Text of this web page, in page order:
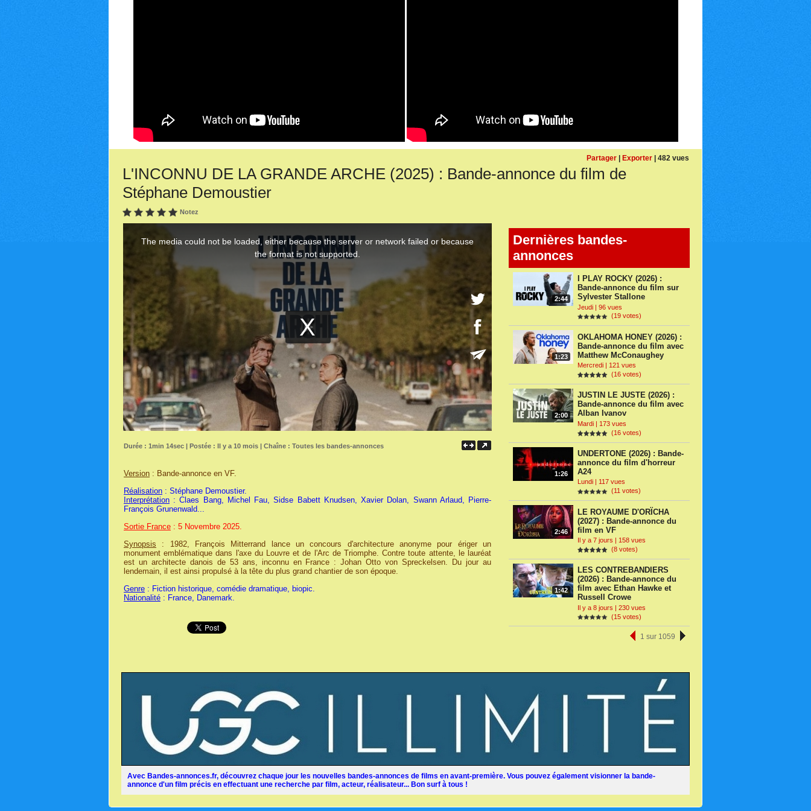
Partager | Exporter | 482 vues
L'INCONNU DE LA GRANDE ARCHE (2025) : Bande-annonce du film de
Stéphane Demoustier
Notez
Dernières bandes-
annonces
2:44
I PLAY ROCKY (2026) :
Bande-annonce du film sur
Sylvester Stallone
Jeudi | 96 vues
(19 votes)
1:23
OKLAHOMA HONEY (2026) :
Bande-annonce du film avec
Matthew McConaughey
Mercredi | 121 vues
(16 votes)
2:00
JUSTIN LE JUSTE (2026) :
Bande-annonce du film avec
Alban Ivanov
Mardi | 173 vues
(16 votes)
1:26
UNDERTONE (2026) : Bande-
annonce du film d'horreur
A24
Lundi | 117 vues
(11 votes)
2:46
LE ROYAUME D'ORÏCHA
(2027) : Bande-annonce du
film en VF
Il y a 7 jours | 158 vues
(8 votes)
1:42
LES CONTREBANDIERS
(2026) : Bande-annonce du
film avec Ethan Hawke et
Russell Crowe
Il y a 8 jours | 230 vues
(15 votes)
1 sur 1059
Durée : 1min 14sec | Postée : Il y a 10 mois | Chaîne : Toutes les bandes-annonces
Version : Bande-annonce en VF.
Réalisation : Stéphane Demoustier.
Interprétation : Claes Bang, Michel Fau, Sidse Babett Knudsen, Xavier Dolan, Swann Arlaud, Pierre-
François Grunenwald...
Sortie France : 5 Novembre 2025.
Synopsis : 1982, François Mitterrand lance un concours d'architecture anonyme pour ériger un
monument emblématique dans l'axe du Louvre et de l'Arc de Triomphe. Contre toute attente, le lauréat
est un architecte danois de 53 ans, inconnu en France : Johan Otto von Spreckelsen. Du jour au
lendemain, il est ainsi propulsé à la tête du plus grand chantier de son époque.
Genre : Fiction historique, comédie dramatique, biopic.
Nationalité : France, Danemark.
Avec Bandes-annonces.fr, découvrez chaque jour les nouvelles bandes-annonces de films en avant-première. Vous pouvez également visionner la bande-
annonce d'un film précis en effectuant une recherche par film, acteur, réalisateur... Bon surf à tous !